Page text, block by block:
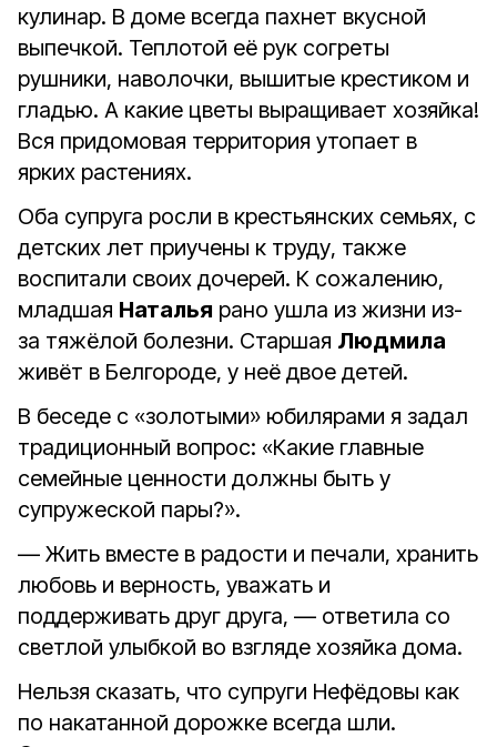
кулинар. В доме всегда пахнет вкусной
выпечкой. Теплотой её рук согреты
рушники, наволочки, вышитые крестиком и
гладью. А какие цветы выращивает хозяйка!
Вся придомовая территория утопает в
ярких растениях.
Оба супруга росли в крестьянских семьях, с
детских лет приучены к труду, также
воспитали своих дочерей. К сожалению,
младшая Наталья рано ушла из жизни из-
за тяжёлой болезни. Старшая Людмила
живёт в Белгороде, у неё двое детей.
В беседе с «золотыми» юбилярами я задал
традиционный вопрос: «Какие главные
семейные ценности должны быть у
супружеской пары?».
— Жить вместе в радости и печали, хранить
любовь и верность, уважать и
поддерживать друг друга, — ответила со
светлой улыбкой во взгляде хозяйка дома.
Нельзя сказать, что супруги Нефёдовы как
по накатанной дорожке всегда шли.